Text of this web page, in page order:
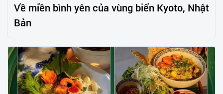
Về miền bình yên của vùng biển Kyoto, Nhật
Bản